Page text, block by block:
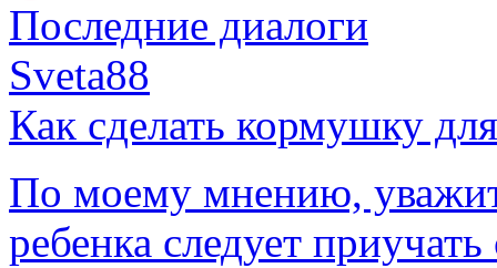
Последние диалоги
Sveta88
Как сделать кормушку
По моему мнению,
ребенка следует приучать